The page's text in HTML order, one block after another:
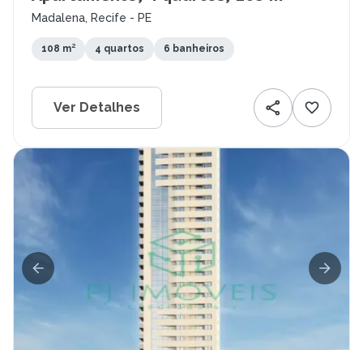
Madalena, Recife - PE
108 m² 4 quartos 6 banheiros
Ver Detalhes